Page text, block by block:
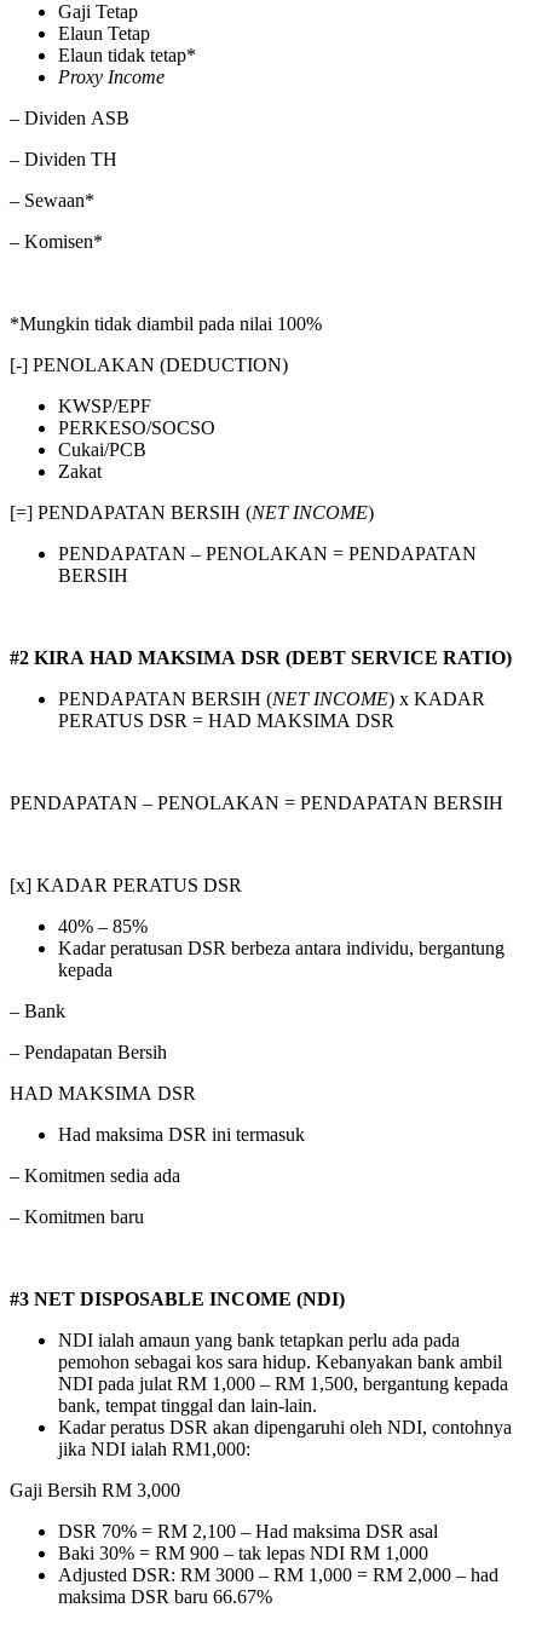
Gaji Tetap
Elaun Tetap
Elaun tidak tetap*
Proxy Income
– Dividen ASB
– Dividen TH
– Sewaan*
– Komisen*
*Mungkin tidak diambil pada nilai 100%
[-] PENOLAKAN (DEDUCTION)
KWSP/EPF
PERKESO/SOCSO
Cukai/PCB
Zakat
[=] PENDAPATAN BERSIH (NET INCOME)
PENDAPATAN – PENOLAKAN = PENDAPATAN
BERSIH
#2 KIRA HAD MAKSIMA DSR (DEBT SERVICE RATIO)
PENDAPATAN BERSIH (NET INCOME) x KADAR
PERATUS DSR = HAD MAKSIMA DSR
PENDAPATAN – PENOLAKAN = PENDAPATAN BERSIH
[x] KADAR PERATUS DSR
40% – 85%
Kadar peratusan DSR berbeza antara individu, bergantung
kepada
– Bank
– Pendapatan Bersih
HAD MAKSIMA DSR
Had maksima DSR ini termasuk
– Komitmen sedia ada
– Komitmen baru
#3 NET DISPOSABLE INCOME (NDI)
NDI ialah amaun yang bank tetapkan perlu ada pada
pemohon sebagai kos sara hidup. Kebanyakan bank ambil
NDI pada julat RM 1,000 – RM 1,500, bergantung kepada
bank, tempat tinggal dan lain-lain.
Kadar peratus DSR akan dipengaruhi oleh NDI, contohnya
jika NDI ialah RM1,000:
Gaji Bersih RM 3,000
DSR 70% = RM 2,100 – Had maksima DSR asal
Baki 30% = RM 900 – tak lepas NDI RM 1,000
Adjusted DSR: RM 3000 – RM 1,000 = RM 2,000 – had
maksima DSR baru 66.67%